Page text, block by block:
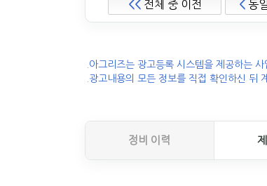
<<전체 중 이전 < 동
.아그리즈는 광고등록 시스템을 제공하는
.광고내용의 모든 정보를 직접 확인하신 뒤
정비 이력